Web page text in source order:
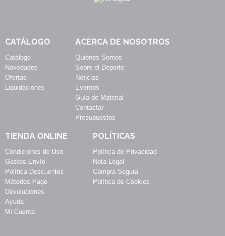
CATÁLOGO
Catálogo
Novedades
Ofertas
Liquidaciones
ACERCA DE NOSOTROS
Quiénes Somos
Sobre el Deporte
Noticias
Eventos
Guía de Material
Contactar
Presupuestos
TIENDA ONLINE
Condiciones de Uso
Gastos Envío
Política Descuentos
Métodos Pago
Devoluciones
Ayuda
Mi Cuenta
POLÍTICAS
Política de Privacidad
Nota Legal
Compra Segura
Política de Cookies